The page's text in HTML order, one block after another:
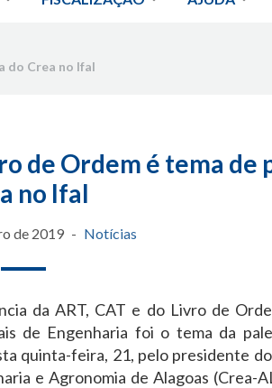
do Crea no Ifal
de Ordem é tema de
no Ifal
de 2019 Notícias
da ART, CAT e do Livro de
de Engenharia foi o tema da
quinta-feira, 21, pelo presidente
e Agronomia de Alagoas (Crea-